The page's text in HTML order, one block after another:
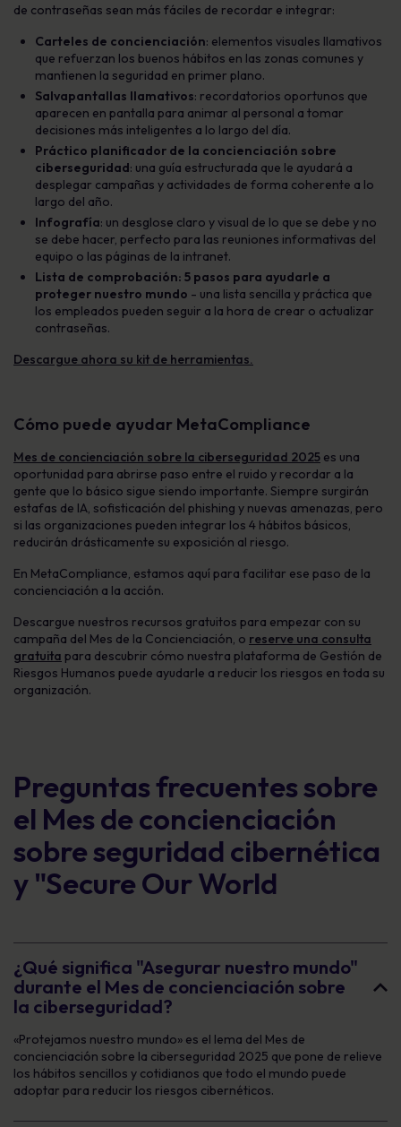
de contraseñas sean más fáciles de recordar e integrar:
Carteles de concienciación: elementos visuales llamativos
que refuerzan los buenos hábitos en las zonas comunes y
mantienen la seguridad en primer plano.
Salvapantallas llamativos: recordatorios oportunos que
aparecen en pantalla para animar al personal a tomar
decisiones más inteligentes a lo largo del día.
Práctico planificador de la concienciación sobre
ciberseguridad: una guía estructurada que le ayudará a
desplegar campañas y actividades de forma coherente a lo
largo del año.
Infografía: un desglose claro y visual de lo que se debe y no
se debe hacer, perfecto para las reuniones informativas del
equipo o las páginas de la intranet.
Lista de comprobación: 5 pasos para ayudarle a
proteger nuestro mundo - una lista sencilla y práctica que
los empleados pueden seguir a la hora de crear o actualizar
contraseñas.
Descargue ahora su kit de herramientas.
Cómo puede ayudar MetaCompliance
Mes de concienciación sobre la ciberseguridad 2025 es una
oportunidad para abrirse paso entre el ruido y recordar a la
gente que lo básico sigue siendo importante. Siempre surgirán
estafas de IA, sofisticación del phishing y nuevas amenazas, pero
si las organizaciones pueden integrar los 4 hábitos básicos,
reducirán drásticamente su exposición al riesgo.
En MetaCompliance, estamos aquí para facilitar ese paso de la
concienciación a la acción.
Descargue nuestros recursos gratuitos para empezar con su
campaña del Mes de la Concienciación, o reserve una consulta
gratuita para descubrir cómo nuestra plataforma de Gestión de
Riesgos Humanos puede ayudarle a reducir los riesgos en toda su
organización.
Preguntas frecuentes sobre
el Mes de concienciación
sobre seguridad cibernética
y "Secure Our World
¿Qué significa "Asegurar nuestro mundo"
durante el Mes de concienciación sobre
la ciberseguridad?
«Protejamos nuestro mundo» es el lema del Mes de
concienciación sobre la ciberseguridad 2025 que pone de relieve
los hábitos sencillos y cotidianos que todo el mundo puede
adoptar para reducir los riesgos cibernéticos.